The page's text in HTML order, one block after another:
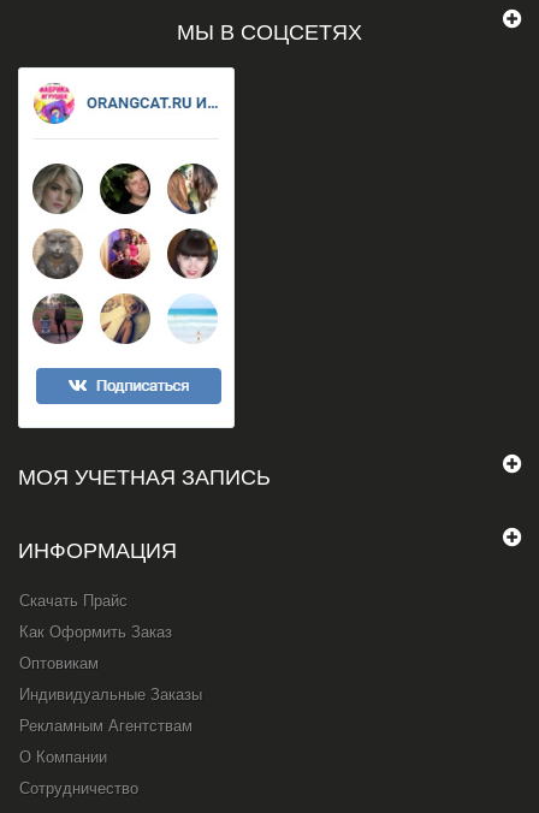
МЫ В СОЦСЕТЯХ
МОЯ УЧЕТНАЯ ЗАПИСЬ
ИНФОРМАЦИЯ
Скачать Прайс
Как Оформить Заказ
Оптовикам
Индивидуальные Заказы
Рекламным Агентствам
О Компании
Сотрудничество